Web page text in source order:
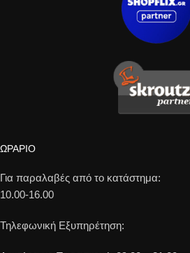
ΩΡΑΡΙΟ
Για παραλαβές από το κατάστημα:
10.00-16.00
Τηλεφωνική Εξυπηρέτηση: